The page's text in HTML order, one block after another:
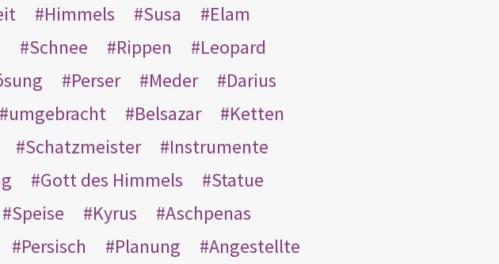
Himmels Susa
Elam
Schnee Rippen
Leopard
Perser Meder
Darius
umgebracht Belsazar
Ketten
Schatzmeister
Instrumente
Gott des Himmels
Statue
Speise Kyrus
Aschpenas
Persisch Planung
Angestellte